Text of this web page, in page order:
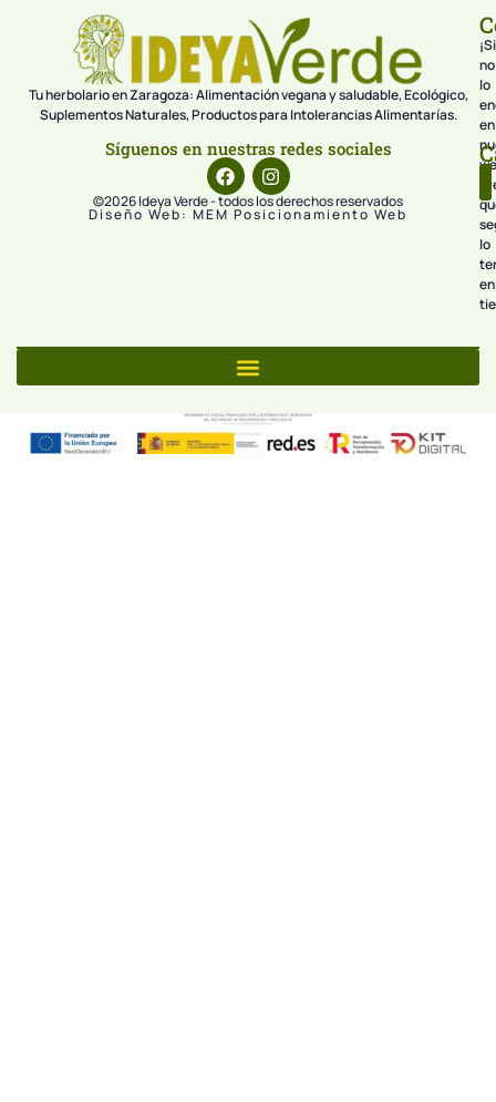
Tu herbolario en Zaragoza: Alimentación vegana y saludable, Ecológico,
Suplementos Naturales, Productos para Intolerancias Alimentarías.
Síguenos en nuestras redes sociales
©2026 Ideya Verde - todos los derechos reservados
Diseño Web: MEM Posicionamiento Web
¡Si
no
lo
en
lo
en